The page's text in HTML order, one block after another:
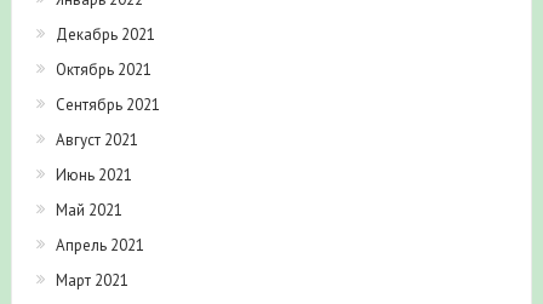
Декабрь 2021
Октябрь 2021
Сентябрь 2021
Август 2021
Июнь 2021
Май 2021
Апрель 2021
Март 2021